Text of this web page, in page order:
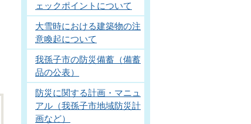
ェックポイントについて
大雪時における建築物の注
意喚起について
我孫子市の防災備蓄（備蓄
品の公表）
防災に関する計画・マニュ
アル（我孫子市地域防災計
画など）